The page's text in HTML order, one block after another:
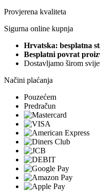
Provjerena kvaliteta
Sigurna online kupnja
Hrvatska: besplatna
Besplatni povrat
Dostavljamo širom
Načini plaćanja
Pouzećem
Predračun